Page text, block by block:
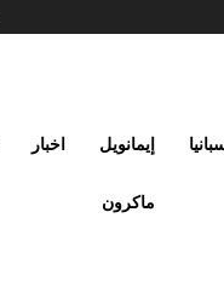
إيمانويل
ماكرون
اخبار